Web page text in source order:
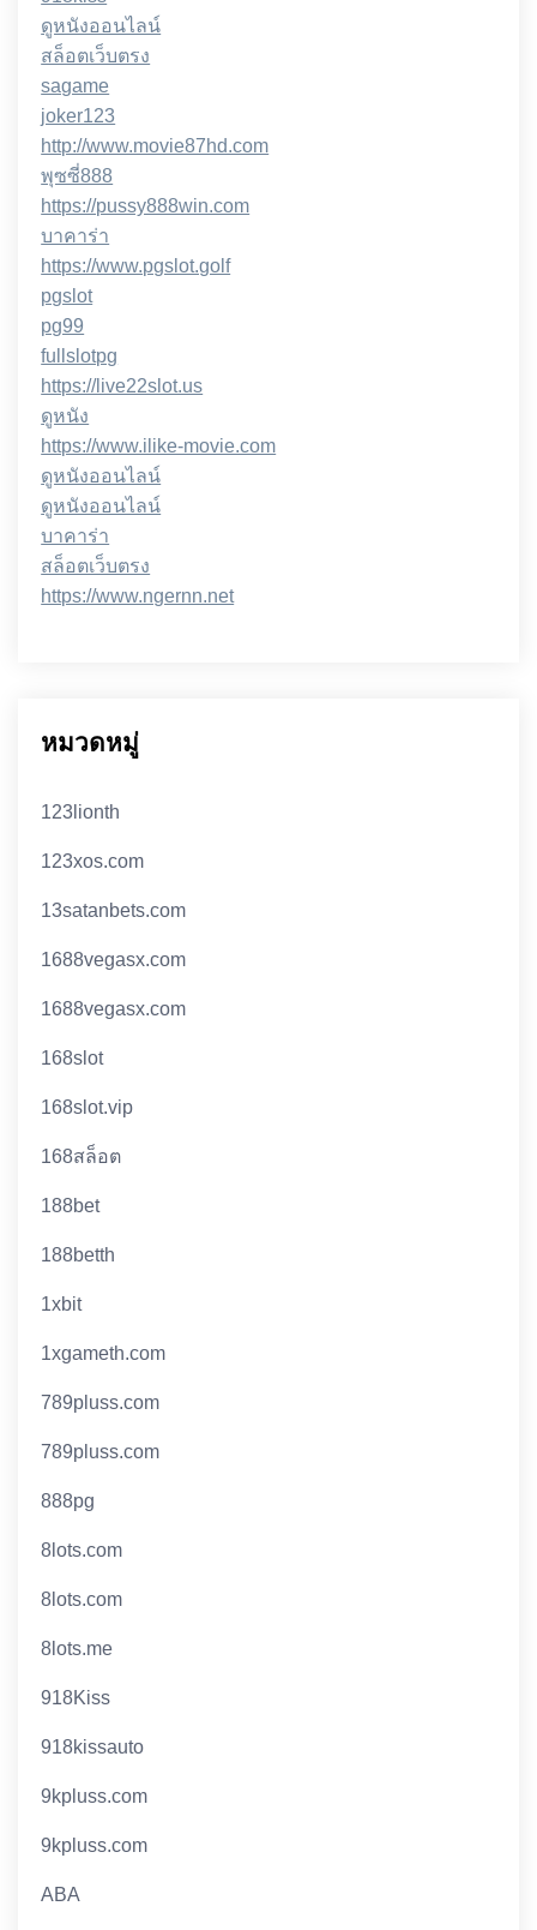
ดูหนังออนไลน์
สล็อตเว็บตรง
sagame
joker123
http://www.movie87hd.com
พุซซี่888
https://pussy888win.com
บาคาร่า
https://www.pgslot.golf
pgslot
pg99
fullslotpg
https://live22slot.us
ดูหนัง
https://www.ilike-movie.com
ดูหนังออนไลน์
ดูหนังออนไลน์
บาคาร่า
สล็อตเว็บตรง
https://www.ngernn.net
หมวดหมู่
123lionth
123xos.com
13satanbets.com
1688vegasx.com
1688vegasx.com
168slot
168slot.vip
168สล็อต
188bet
188betth
1xbit
1xgameth.com
789pluss.com
789pluss.com
888pg
8lots.com
8lots.com
8lots.me
918Kiss
918kissauto
9kpluss.com
9kpluss.com
ABA